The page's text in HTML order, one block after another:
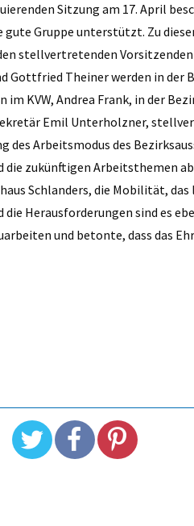
Sitzung am 17. April
gute Gruppe unterstützt. Zu
stellvertretenden
Gottfried Theiner werden in
KVW, Andrea Frank, in der
Emil Unterholzner,
Arbeitsmodus des
zukünftigen Arbeitsthemen
Schlanders, die Mobilität, das
Herausforderungen sind es
und betonte, dass das